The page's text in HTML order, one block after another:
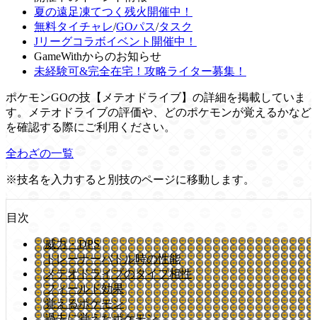
夏の遠足凍てつく残火開催中！
無料タイチャレ/GOパス/タスク
Jリーグコラボイベント開催中！
GameWithからのお知らせ
未経験可&完全在宅！攻略ライター募集！
ポケモンGOの技【メテオドライブ】の詳細を掲載していま
す。メテオドライブの評価や、どのポケモンが覚えるかなど
を確認する際にご利用ください。
全わざの一覧
※技名を入力すると別技のページに移動します。
目次
威力・DPS
トレーナーバトル時の性能
メテオドライブのタイプ相性
フィールド効果
覚えるポケモン